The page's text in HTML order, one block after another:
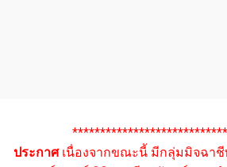
ประกาศเนื่องจากขณะนี้ มีกลุ่มมิจฉาชี